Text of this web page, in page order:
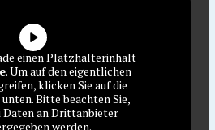
einen Platzhalterinhalt
. Um auf den eigentlichen
klicken Sie auf die
Bitte beachten Sie,
Daten an Drittanbieter
werden.